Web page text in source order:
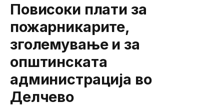
Повисоки плати за
пожарникарите,
зголемување и за
општинската
администрација во
Делчево